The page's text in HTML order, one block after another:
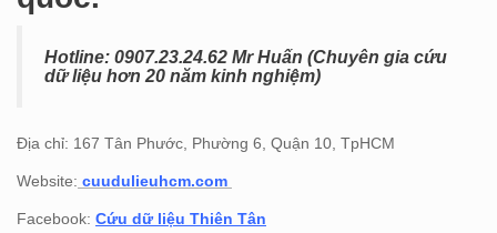
Hotline: 0907.23.24.62 Mr Huấn (Chuyên gia cứu
dữ liệu hơn 20 năm kinh nghiệm)
Địa chỉ: 167 Tân Phước, Phường 6, Quận 10, TpHCM
Website: cuudulieuhcm.com
Facebook: Cứu dữ liệu Thiên Tân